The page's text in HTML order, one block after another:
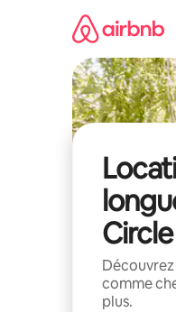
Circle
comme
plus.